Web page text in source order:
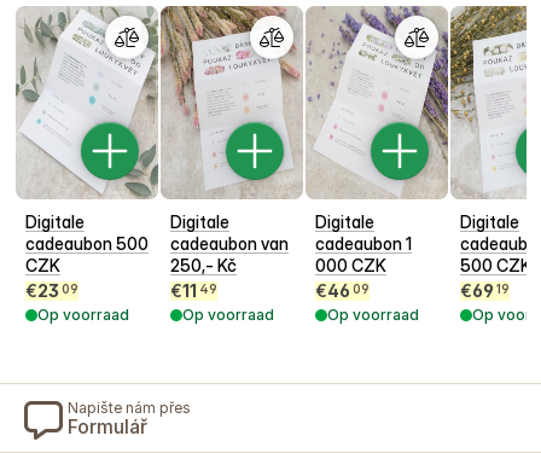
Digitale
cadeaubon 500
CZK
€23 09
Op voorraad
Digitale
cadeaubon van
250,- Kč
€11 49
Op voorraad
Digitale
cadeaubon 1
000 CZK
€46 09
Op voorraad
Digitale
500 CZK
€69 19
Op
Napište nám přes
Formulář